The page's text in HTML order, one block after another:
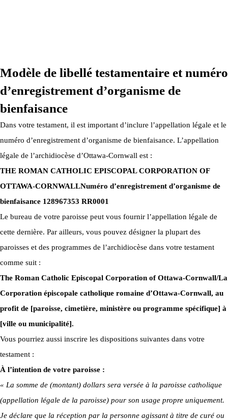
Modèle de libellé testamentaire et numéro
d’enregistrement d’organisme de
bienfaisance
Dans votre testament, il est important d’inclure l’appellation légale et le
numéro d’enregistrement d’organisme de bienfaisance. L’appellation
légale de l’archidiocèse d’Ottawa-Cornwall est :
THE ROMAN CATHOLIC EPISCOPAL CORPORATION OF
OTTAWA-CORNWALLNuméro d’enregistrement d’organisme de
bienfaisance 128967353 RR0001
Le bureau de votre paroisse peut vous fournir l’appellation légale de
cette dernière. Par ailleurs, vous pouvez désigner la plupart des
paroisses et des programmes de l’archidiocèse dans votre testament
comme suit :
The Roman Catholic Episcopal Corporation of Ottawa-Cornwall/La
Corporation épiscopale catholique romaine d’Ottawa-Cornwall, au
profit de [paroisse, cimetière, ministère ou programme spécifique] à
[ville ou municipalité].
Vous pourriez aussi inscrire les dispositions suivantes dans votre
testament :
À l’intention de votre paroisse :
« La somme de (montant) dollars sera versée à la paroisse catholique
(appellation légale de la paroisse) pour son usage propre uniquement.
Je déclare que la réception par la personne agissant à titre de curé ou